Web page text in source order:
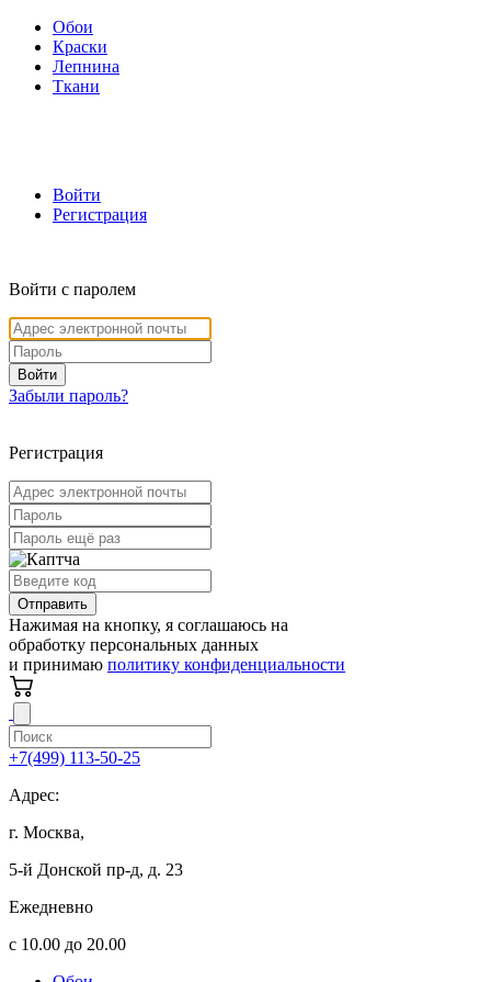
Обои
Краски
Лепнина
Ткани
Войти
Регистрация
Войти с паролем
Войти
Забыли пароль?
Регистрация
Отправить
Нажимая на кнопку, я соглашаюсь на
обработку персональных данных
и принимаю политику конфиденциальности
+7(499) 113-50-25
Адрес:
г. Москва,
5-й Донской пр-д, д. 23
Ежедневно
с 10.00 до 20.00